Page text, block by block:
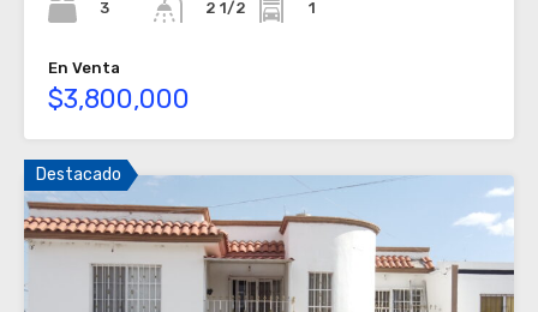
3
2 1/2
1
En Venta
$3,800,000
Destacado